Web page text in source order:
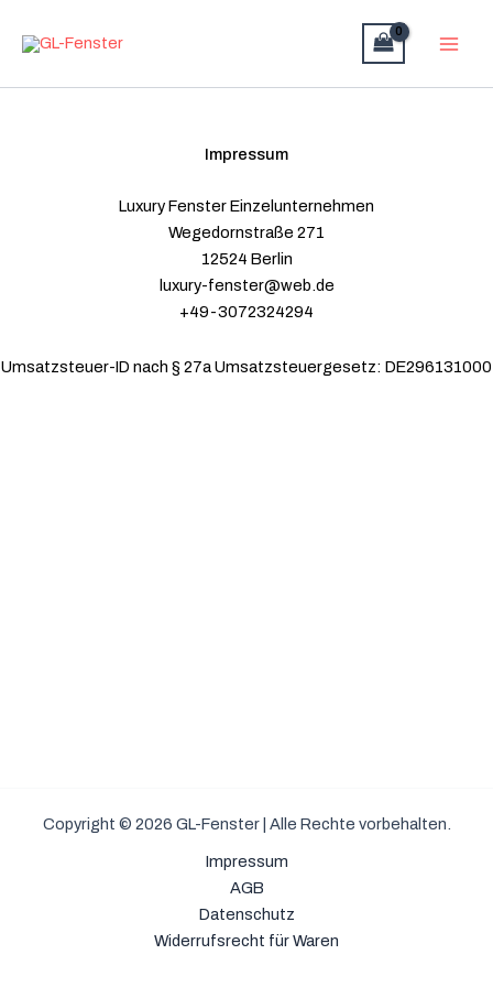
Inhalt
Impressum
Luxury Fenster Einzelunternehmen
Wegedornstraße 271
12524 Berlin
luxury-fenster@web.de
+49-3072324294
Umsatzsteuer-ID nach § 27a Umsatzsteuergesetz: DE296131000
Copyright © 2026 GL-Fenster | Alle Rechte vorbehalten.
Impressum
AGB
Datenschutz
Widerrufsrecht für Waren